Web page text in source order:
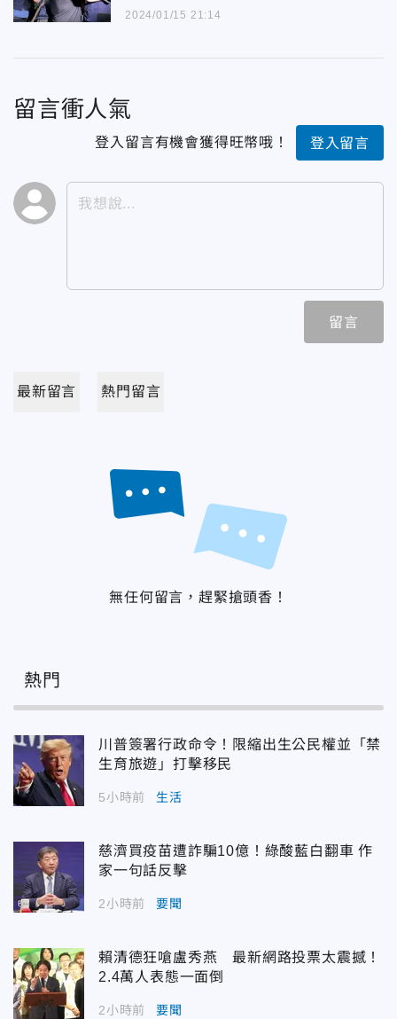
2024/01/15 21:14
留言衝人氣
登入留言有機會獲得旺幣哦！ 登入留言
留言
最新留言 熱門留言
無任何留言，趕緊搶頭香！
熱門
川普簽署行政命令！限縮出生公民權並「禁
生育旅遊」打擊移民
5小時前 生活
慈濟買疫苗遭詐騙10億！綠酸藍白翻車 作
家一句話反擊
2小時前 要聞
賴清德狂嗆盧秀燕 最新網路投票太震撼！
2.4萬人表態一面倒
2小時前 要聞